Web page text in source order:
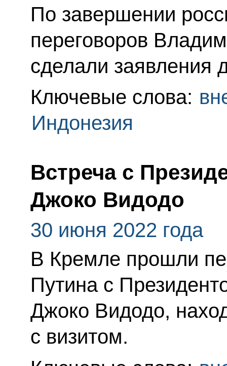
По завершении
переговоров
сделали заявления
Ключевые слова:
Индонезия
Встреча с
Джоко Видодо
30 июня 2022 года
В Кремле прошли
Путина с
Джоко Видодо,
с визитом.